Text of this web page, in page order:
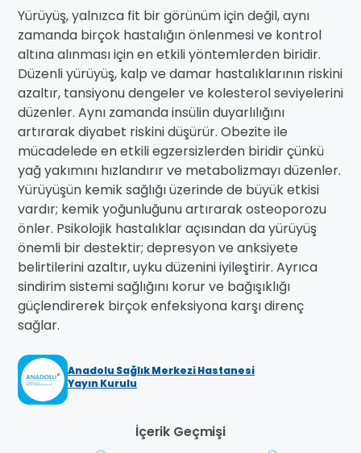
Yürüyüş, yalnızca fit bir görünüm için değil, aynı
zamanda birçok hastalığın önlenmesi ve kontrol
altına alınması için en etkili yöntemlerden biridir.
Düzenli yürüyüş, kalp ve damar hastalıklarının riskini
azaltır, tansiyonu dengeler ve kolesterol seviyelerini
düzenler. Aynı zamanda insülin duyarlılığını
artırarak diyabet riskini düşürür. Obezite ile
mücadelede en etkili egzersizlerden biridir çünkü
yağ yakımını hızlandırır ve metabolizmayı düzenler.
Yürüyüşün kemik sağlığı üzerinde de büyük etkisi
vardır; kemik yoğunluğunu artırarak osteoporozu
önler. Psikolojik hastalıklar açısından da yürüyüş
önemli bir destektir; depresyon ve anksiyete
belirtilerini azaltır, uyku düzenini iyileştirir. Ayrıca
sindirim sistemi sağlığını korur ve bağışıklığı
güçlendirerek birçok enfeksiyona karşı direnç
sağlar.
Anadolu Sağlık Merkezi Hastanesi
Yayın Kurulu
İçerik Geçmişi